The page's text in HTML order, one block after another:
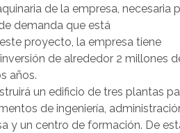
de la empresa, necesaria
demanda que está
proyecto, la empresa tiene
de alrededor 2 millones
años.
un edificio de tres plantas
de ingeniería,
y un centro de formación. De